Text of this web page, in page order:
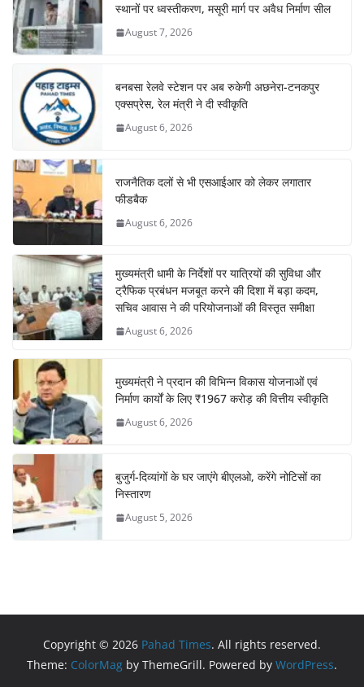
स्थानों पर ध्वस्तीकरण, मसूरी मार्ग पर अवैध निर्माण सील
August 7, 2026
बनबसा रेलवे स्टेशन पर अब रुकेगी अछनेरा-टनकपुर
एक्सप्रेस, रेल मंत्री ने दी स्वीकृति
August 6, 2026
राजनैतिक दलों से भी एसआईआर को लेकर लगातार
फीडबैक
August 6, 2026
मुख्यमंत्री धामी के निर्देशों पर यात्रियों की सुविधा और
ट्रैफिक प्रबंधन मजबूत करने की दिशा में बड़ा कदम,
सचिव आवास ने की परियोजनाओं की विस्तृत समीक्षा
August 6, 2026
मुख्यमंत्री ने प्रदान की विभिन्न विकास योजनाओं एवं
निर्माण कार्यों के लिए ₹1967 करोड़ की वित्तीय स्वीकृति
August 6, 2026
बुजुर्ग-दिव्यांगों के घर जाएंगे बीएलओ, करेंगे नोटिसों का
निस्तारण
August 5, 2026
Copyright © 2026 Pahad Times. All rights reserved.
Theme: ColorMag by ThemeGrill. Powered by WordPress.